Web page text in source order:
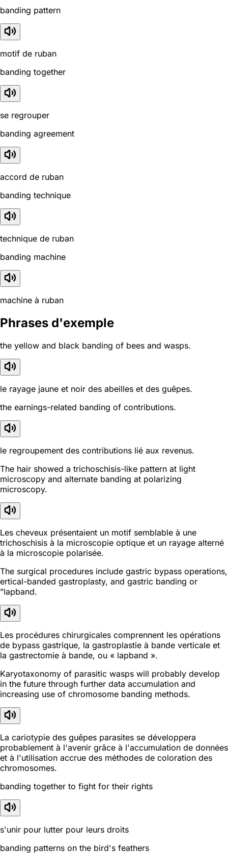
banding pattern
motif de ruban
banding together
se regrouper
banding agreement
accord de ruban
banding technique
technique de ruban
banding machine
machine à ruban
Phrases d'exemple
the yellow and black banding of bees and wasps.
le rayage jaune et noir des abeilles et des guêpes.
the earnings-related banding of contributions.
le regroupement des contributions lié aux revenus.
The hair showed a trichoschisis-like pattern at light
microscopy and alternate banding at polarizing
microscopy.
Les cheveux présentaient un motif semblable à une
trichoschisis à la microscopie optique et un rayage alterné
à la microscopie polarisée.
The surgical procedures include gastric bypass operations,
ertical-banded gastroplasty, and gastric banding or
"lapband.
Les procédures chirurgicales comprennent les opérations
de bypass gastrique, la gastroplastie à bande verticale et
la gastrectomie à bande, ou « lapband ».
Karyotaxonomy of parasitic wasps will probably develop
in the future through further data accumulation and
increasing use of chromosome banding methods.
La cariotypie des guêpes parasites se développera
probablement à l'avenir grâce à l'accumulation de données
et à l'utilisation accrue des méthodes de coloration des
chromosomes.
banding together to fight for their rights
s'unir pour lutter pour leurs droits
banding patterns on the bird's feathers